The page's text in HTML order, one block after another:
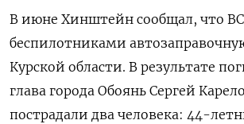
В июне Хинштейн сообщал, что
беспилотниками
Курской области. В результате
глава города Обоянь Сергей
пострадали два человека: 44-